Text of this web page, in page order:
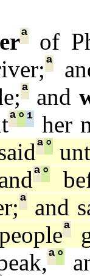
ª
of
ª
ª and
ª° ¹ her
ª°
ª°
ª and
ª
ª°